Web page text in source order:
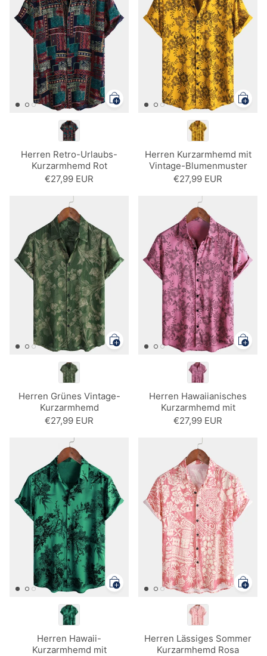
Herren Retro-Urlaubs-
Kurzarmhemd Rot
€27,99 EUR
Herren Kurzarmhemd mit
Vintage-Blumenmuster
Gelb
€27,99 EUR
Herren Grünes Vintage-
Kurzarmhemd
€27,99 EUR
Herren Hawaiianisches
Kurzarmhemd mit
Blumenmuster
€27,99 EUR
Herren Hawaii-
Kurzarmhemd mit
Herren Lässiges Sommer
Kurzarmhemd Rosa